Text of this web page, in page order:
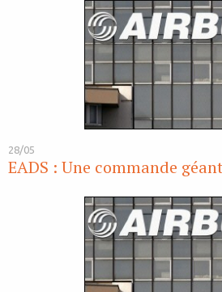
28/05
EADS : Une commande